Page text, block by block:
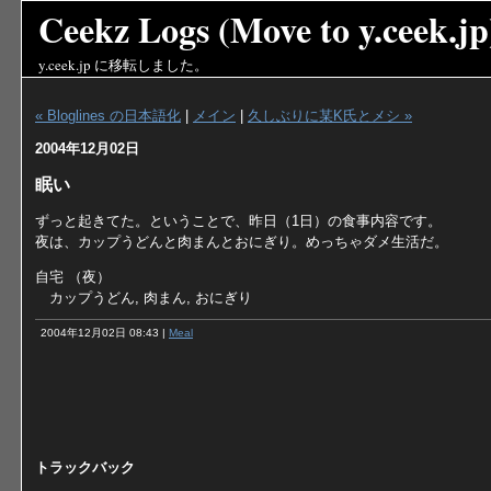
Ceekz Logs (Move to
y.ceek.jp に移転しました。
« Bloglines の日本語化 メイン
久しぶりに某K氏とメシ »
2004年12月02日
眠い
ずっと起きてた。ということで、昨日（1日）の食事内容です。
夜は、カップうどんと肉まんとおにぎり。めっちゃダメ生活だ。
自宅 （夜）
カップうどん, 肉まん, おにぎり
2004年12月02日 08:43 | Meal
トラックバック